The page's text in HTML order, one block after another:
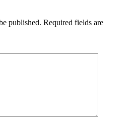
published. Required fields are